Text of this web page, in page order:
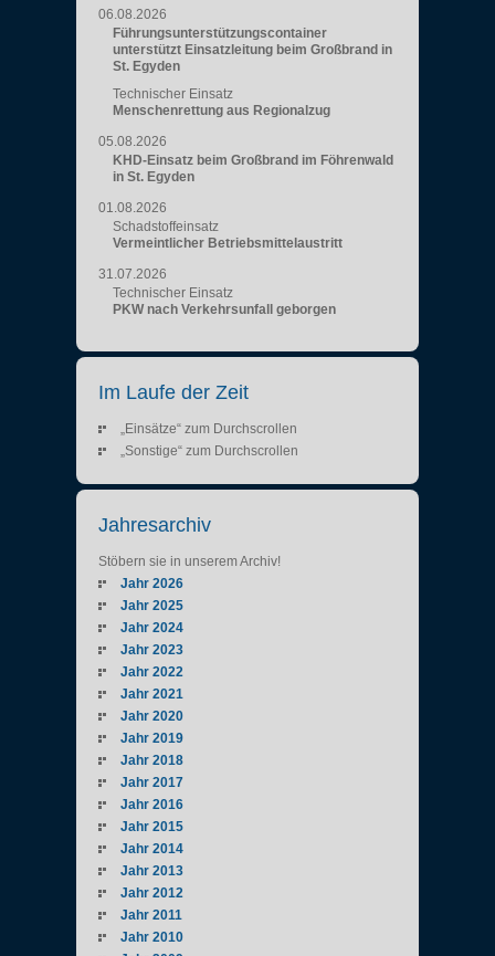
06.08.2026
Führungsunterstützungscontainer
unterstützt Einsatzleitung beim Großbrand in
St. Egyden
Technischer Einsatz
Menschenrettung aus Regionalzug
05.08.2026
KHD-Einsatz beim Großbrand im Föhrenwald
in St. Egyden
01.08.2026
Schadstoffeinsatz
Vermeintlicher Betriebsmittelaustritt
31.07.2026
Technischer Einsatz
PKW nach Verkehrsunfall geborgen
Im Laufe der Zeit
„Einsätze“ zum Durchscrollen
„Sonstige“ zum Durchscrollen
Jahresarchiv
Stöbern sie in unserem Archiv!
Jahr 2026
Jahr 2025
Jahr 2024
Jahr 2023
Jahr 2022
Jahr 2021
Jahr 2020
Jahr 2019
Jahr 2018
Jahr 2017
Jahr 2016
Jahr 2015
Jahr 2014
Jahr 2013
Jahr 2012
Jahr 2011
Jahr 2010